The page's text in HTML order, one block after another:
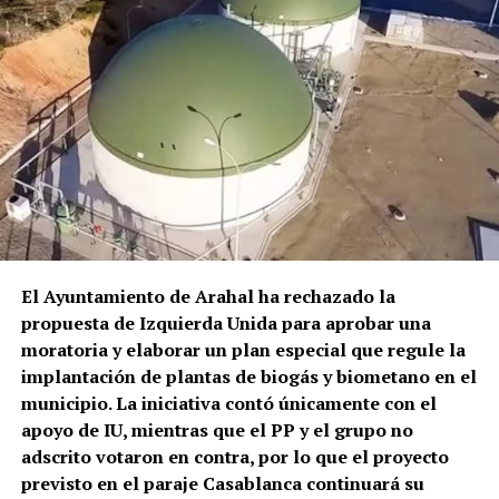
tiempo para convertirse en un repertorio que los
cantaores contemporáneos siguen interrogando,
reinterpretando y haciendo suyo.
tardaron entre 30 y 40 minutos en llegar porque se
encontraban atendiendo otros servicios. Una vez
reducido y atendido sanitariamente, el hombre fue
sacado en una silla de ruedas y trasladado en
ambulancia al Hospital Universitario La Merced de
Osuna.
El episodio no es un hecho completamente aislado.
Profesionales consultados por este medio vienen
alertando de repetidos episodios de amenazas,
comportamientos agresivos y situaciones
conflictivas en el centro de salud, algunos
relacionados, según estos testimonios, con personas
que llegan bajo los efectos de drogas.
La preocupación por las agresiones a sanitarios no
es nueva. El Área de Gestión Sanitaria de Osuna puso
en marcha este mismo año formación específica con
El Ayuntamiento de Arahal ha rechazado la
propuesta de Izquierda Unida para aprobar una
moratoria y elaborar un plan especial que regule la
implantación de plantas de biogás y biometano en el
municipio. La iniciativa contó únicamente con el
apoyo de IU, mientras que el PP y el grupo no
adscrito votaron en contra, por lo que el proyecto
previsto en el paraje Casablanca continuará su